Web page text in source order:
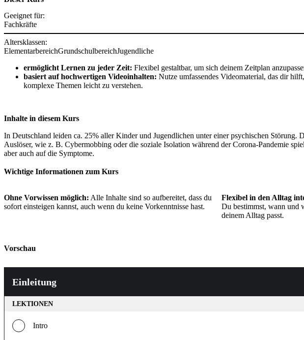
Geeignet für:
Fachkräfte
Altersklassen:
ElementarbereichGrundschulbereichJugendliche
ermöglicht Lernen zu jeder Zeit: Flexibel gestaltbar, um sich deinem Zeitplan
basiert auf hochwertigen Videoinhalten: Nutze umfassendes Videomaterial, das dir hilft,
komplexe Themen leicht zu verstehen.
Inhalte in diesem Kurs
In Deutschland leiden ca. 25% aller Kinder und Jugendlichen unter einer psychischen Störung.
Auslöser, wie z. B. Cybermobbing oder die soziale Isolation während der Corona-Pandemie
aber auch auf die Symptome.
Wichtige Informationen zum Kurs
Ohne Vorwissen möglich: Alle Inhalte sind so aufbereitet, dass du
sofort einsteigen kannst, auch wenn du keine Vorkenntnisse hast.
Flexibel in den Alltag
Du bestimmst, wann und
deinem Alltag passt.
Vorschau
Einleitung
LEKTIONEN
Intro